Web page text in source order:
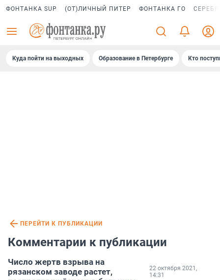
ФОНТАНКА SUP (ОТ)ЛИЧНЫЙ ПИТЕР ФОНТАНКА ГО
Куда пойти на выходных Образование в Петербурге Кто
ПЕРЕЙТИ К ПУБЛИКАЦИИ
Комментарии к публикации
Число жертв взрыва на
рязанском заводе растет,
22 октября 2021,
14:31